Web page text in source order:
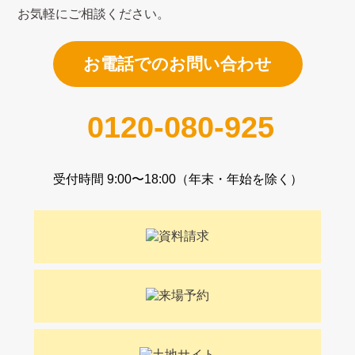
お気軽にご相談ください。
お電話でのお問い合わせ
0120-080-925
受付時間 9:00〜18:00（年末・年始を除く）